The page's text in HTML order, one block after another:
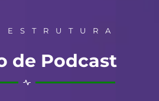
ESTRUTURA
de Podcast